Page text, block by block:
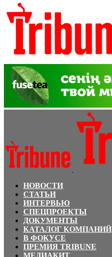
НОВОСТИ
СТАТЬИ
ИНТЕРВЬЮ
СПЕЦПРОЕКТЫ
ДОКУМЕНТЫ
КАТАЛОГ КОМПАНИЙ
В ФОКУСЕ
ПРЕМИЯ TRIBUNE
МЕДИАКИТ